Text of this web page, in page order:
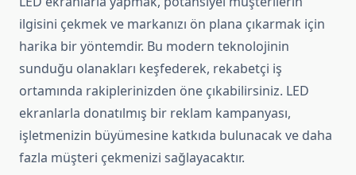
ilgisini çekmek ve markanızı ön plana çıkarmak için
harika bir yöntemdir. Bu modern teknolojinin
sunduğu olanakları keşfederek, rekabetçi iş
ortamında rakiplerinizden öne çıkabilirsiniz. LED
ekranlarla donatılmış bir reklam kampanyası,
işletmenizin büyümesine katkıda bulunacak ve daha
fazla müşteri çekmenizi sağlayacaktır.